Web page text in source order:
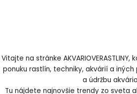
Vitajte na stránke
ponuku rastlín, techniky, akvárií a
a údržbu
Tu nájdete najnovšie trendy zo sveta